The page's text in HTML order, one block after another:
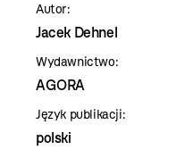
Autor:
Jacek Dehnel
Wydawnictwo:
AGORA
Język publikacji:
polski